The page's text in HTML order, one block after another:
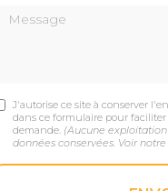
Message
J'autorise ce site à conserver
dans ce formulaire pour
demande. (Aucune
données conservées. Voir notre